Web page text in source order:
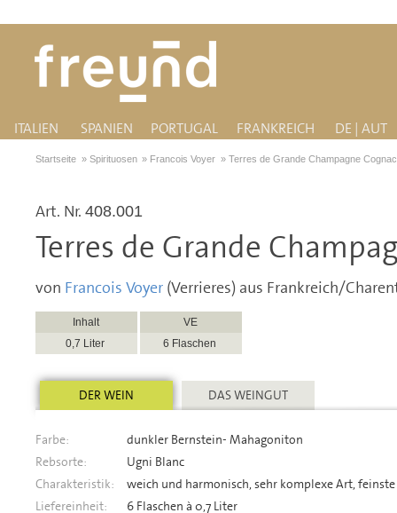
ITALIEN SPANIEN PORTUGAL FRANKREICH DE | AUT
Startseite » Spirituosen » Francois Voyer »Terres de Grande Champagne Cognac
Art. Nr. 408.001
Terres de Grande
von Francois Voyer (Verrieres) aus Frankreich/
Inhalt
VE
0,7 Liter
6 Flaschen
DER WEIN DAS WEINGUT
Farbe:
dunkler Bernstein- Mahagoniton
Rebsorte:
Ugni Blanc
Charakteristik:
weich und harmonisch, sehr komplexe Art,
Liefereinheit:
6 Flaschen à 0,7 Liter